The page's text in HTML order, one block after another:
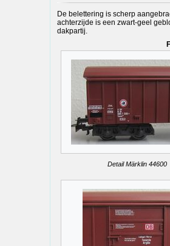
De belettering is scherp
achterzijde is een zwart-geel
dakpartij.
Detail Märklin 44600